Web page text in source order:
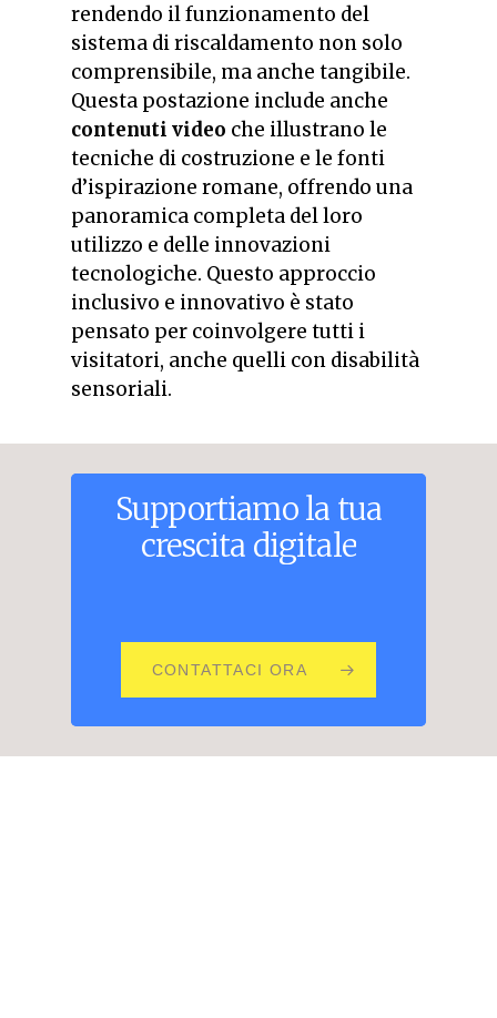
rendendo il funzionamento del
sistema di riscaldamento non solo
comprensibile, ma anche tangibile.
Questa postazione include anche
contenuti video che illustrano le
tecniche di costruzione e le fonti
d’ispirazione romane, offrendo una
panoramica completa del loro
utilizzo e delle innovazioni
tecnologiche. Questo approccio
inclusivo e innovativo è stato
pensato per coinvolgere tutti i
visitatori, anche quelli con disabilità
sensoriali.
Supportiamo la tua
crescita digitale
CONTATTACI ORA